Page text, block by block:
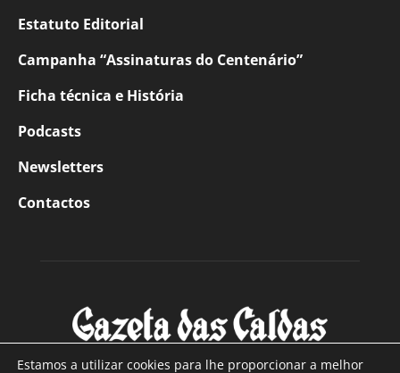
Estatuto Editorial
Campanha “Assinaturas do Centenário”
Ficha técnica e História
Podcasts
Newsletters
Contactos
Estamos a utilizar cookies para lhe proporcionar a melhor